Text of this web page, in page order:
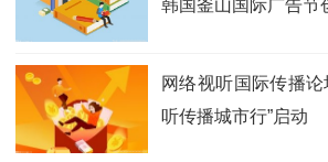
韩国釜山国际广告节
网络视听国际传播
听传播城市行”启动